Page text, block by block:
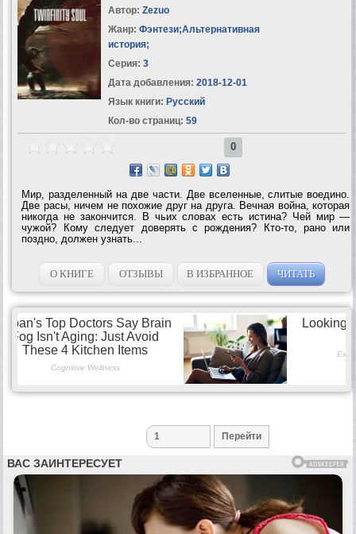
Автор: Zezuo
Жанр: Фэнтези;Альтернативная
история;
Серия: 3
Дата добавления: 2018-12-01
Язык книги: Русский
Кол-во страниц: 59
0
Мир, разделенный на две части. Две вселенные, слитые воедино.
Две расы, ничем не похожие друг на друга. Вечная война, которая
никогда не закончится. В чьих словах есть истина? Чей мир —
чужой? Кому следует доверять с рождения? Кто-то, рано или
поздно, должен узнать...
О КНИГЕ ОТЗЫВЫ В ИЗБРАННОЕ ЧИТАТЬ